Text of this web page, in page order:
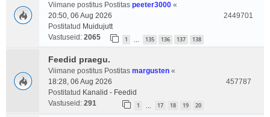
Viimane postitus Postitas peeter3000 «
20:50, 06 Aug 2026
Postitatud Muidujutt
Vastuseid: 2065 1 135 136 137 138
2449701
Feedid praegu.
Viimane postitus Postitas margusten «
18:28, 06 Aug 2026
Postitatud Kanalid - Feedid
Vastuseid: 291 1 17 18 19 20
457787